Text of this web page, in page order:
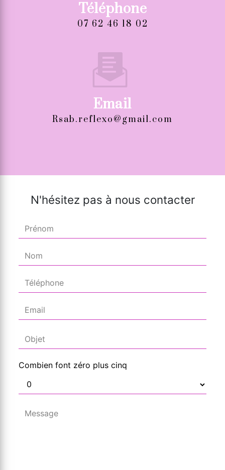
Téléphone
07 62 46 18 02
Email
rsab.reflexo@gmail.com
N'hésitez pas à nous contacter
Combien font zéro plus cinq